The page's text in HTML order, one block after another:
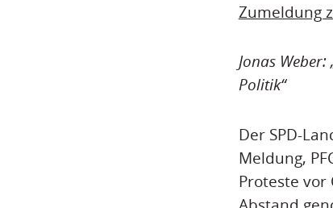
Zumeldung
Jonas
Politik“
Der SPD-
Meldung,
Proteste